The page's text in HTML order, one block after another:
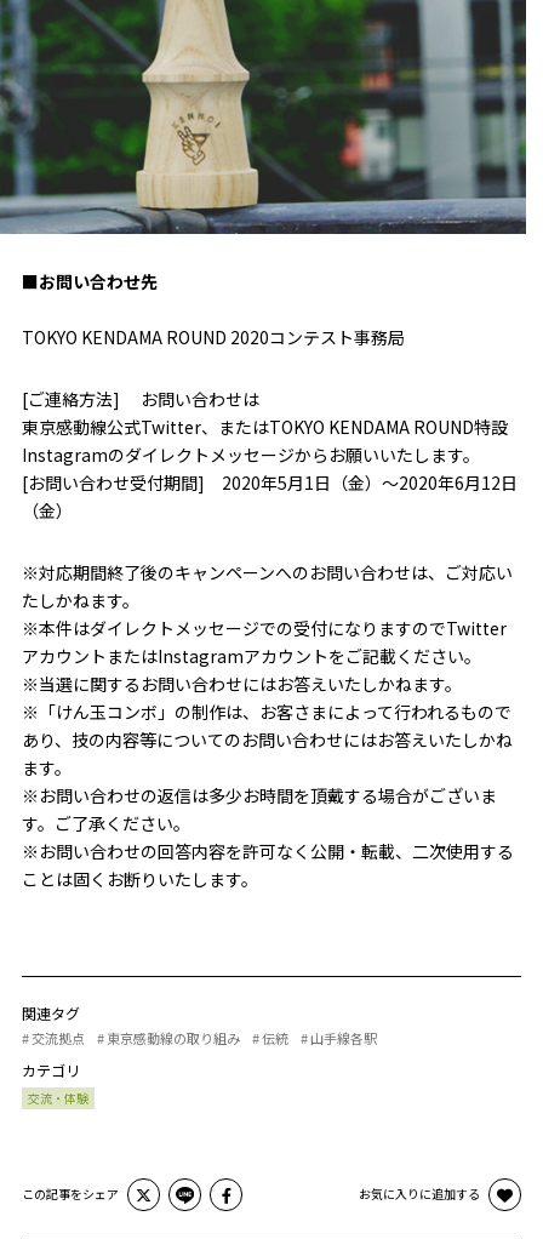
■お問い合わせ先
TOKYO KENDAMA ROUND 2020コンテスト事務局
[ご連絡方法] お問い合わせは
東京感動線公式Twitter、またはTOKYO KENDAMA ROUND特設
Instagramのダイレクトメッセージからお願いいたします。
[お問い合わせ受付期間] 2020年5月1日（金）～2020年6月12日
（金）
※対応期間終了後のキャンペーンへのお問い合わせは、ご対応い
たしかねます。
※本件はダイレクトメッセージでの受付になりますのでTwitter
アカウントまたはInstagramアカウントをご記載ください。
※当選に関するお問い合わせにはお答えいたしかねます。
※「けん玉コンボ」の制作は、お客さまによって行われるもので
あり、技の内容等についてのお問い合わせにはお答えいたしかね
ます。
※お問い合わせの返信は多少お時間を頂戴する場合がございま
す。ご了承ください。
※お問い合わせの回答内容を許可なく公開・転載、二次使用する
ことは固くお断りいたします。
関連タグ
# 交流拠点 # 東京感動線の取り組み # 伝統 # 山手線各駅
カテゴリ
交流・体験
この記事をシェア お気に入りに追加する